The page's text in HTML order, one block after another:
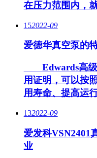
在压力范围内，
152022-09
爱德华真空泵的
Edwards高级
用证明，可以按
用寿命、提高运
132022-09
爱发科VSN2401
业